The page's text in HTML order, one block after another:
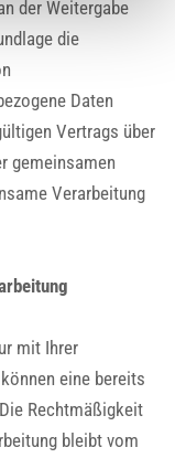
der Weitergabe
die
Daten
Vertrags über
gemeinsamen
Verarbeitung
mit Ihrer
eine bereits
Rechtmäßigkeit
bleibt vom